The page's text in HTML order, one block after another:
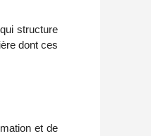
structure
dont ces
et de